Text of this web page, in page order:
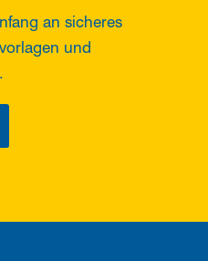
an sicheres
und